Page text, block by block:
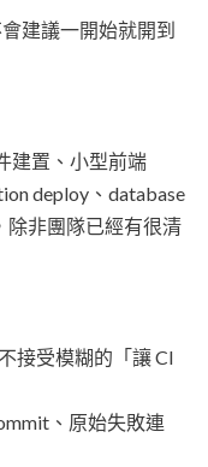
建議一開始就開到
建置、小型前端
deploy、database
非團隊已經有很清
接受模糊的「讓 CI
、原始失敗連